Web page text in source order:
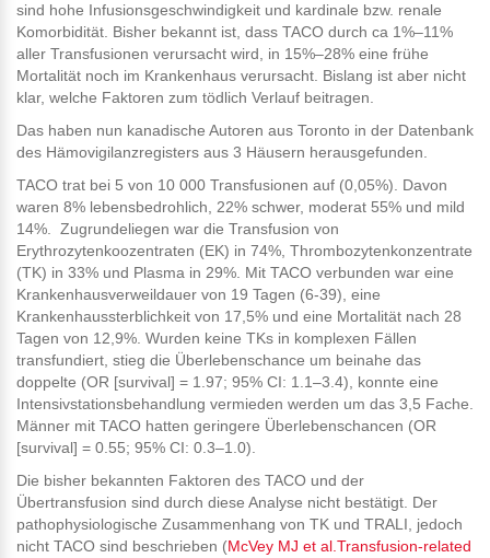
sind hohe Infusionsgeschwindigkeit und kardinale bzw. renale
Komorbidität. Bisher bekannt ist, dass TACO durch ca 1%–11%
aller Transfusionen verursacht wird, in 15%–28% eine frühe
Mortalität noch im Krankenhaus verursacht. Bislang ist aber nicht
klar, welche Faktoren zum tödlich Verlauf beitragen.
Das haben nun kanadische Autoren aus Toronto in der Datenbank
des Hämovigilanzregisters aus 3 Häusern herausgefunden.
TACO trat bei 5 von 10 000 Transfusionen auf (0,05%). Davon
waren 8% lebensbedrohlich, 22% schwer, moderat 55% und mild
14%. Zugrundeliegen war die Transfusion von
Erythrozytenkoozentraten (EK) in 74%, Thrombozytenkonzentrate
(TK) in 33% und Plasma in 29%. Mit TACO verbunden war eine
Krankenhausverweildauer von 19 Tagen (6-39), eine
Krankenhaussterblichkeit von 17,5% und eine Mortalität nach 28
Tagen von 12,9%. Wurden keine TKs in komplexen Fällen
transfundiert, stieg die Überlebenschance um beinahe das
doppelte (OR [survival] = 1.97; 95% CI: 1.1–3.4), konnte eine
Intensivstationsbehandlung vermieden werden um das 3,5 Fache.
Männer mit TACO hatten geringere Überlebenschancen (OR
[survival] = 0.55; 95% CI: 0.3–1.0).
Die bisher bekannten Faktoren des TACO und der
Übertransfusion sind durch diese Analyse nicht bestätigt. Der
pathophysiologische Zusammenhang von TK und TRALI, jedoch
nicht TACO sind beschrieben (McVey MJ et al.Transfusion-related